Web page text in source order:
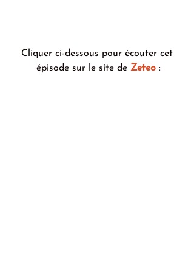
Cliquer ci-dessous pour écouter cet
épisode sur le site de Zeteo :